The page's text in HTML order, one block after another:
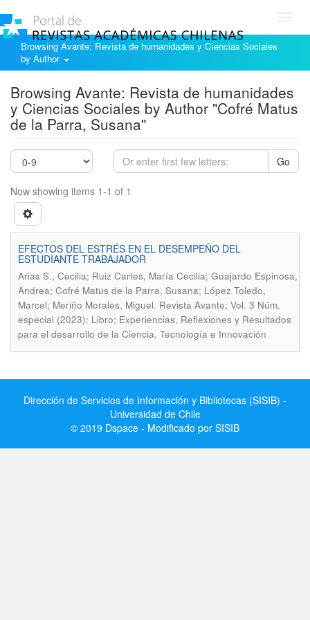
Browsing Avante: Revista de humanidades y Ciencias Sociales
by Author
Browsing Avante: Revista de humanidades
y Ciencias Sociales by Author "Cofré Matus
de la Parra, Susana"
Go
Now showing items 1-1 of 1
EFECTOS DEL ESTRÉS EN EL DESEMPEÑO DEL
ESTUDIANTE TRABAJADOR
Arias S., Cecilia; Ruiz Cartes, María Cecilia; Guajardo Espinosa,
Andrea; Cofré Matus de la Parra, Susana; López Toledo,
Marcel; Meriño Morales, Miguel. Revista Avante; Vol. 3 Núm.
especial (2023): Libro; Experiencias, Reflexiones y Resultados
para el desarrollo de la Ciencia, Tecnología e Innovación
Dirección de Servicios de Información y Bibliotecas (SISIB) -
Universidad de Chile
© 2019 Dspace - Modificado por SISIB